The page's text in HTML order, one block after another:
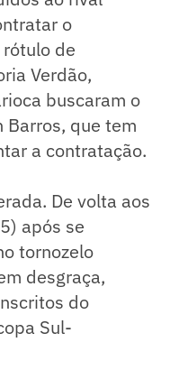
o
de
Verdão,
buscaram o
que tem
a contratação.
De volta aos
após se
tornozelo
desgraça,
do
Sul-